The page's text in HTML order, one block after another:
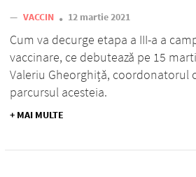
— VACCIN 12 martie 2021
Cum va decurge etapa a III-a a
vaccinare, ce debutează pe 15
Valeriu Gheorghiță, coordonatorul
parcursul acesteia.
+ MAI MULTE